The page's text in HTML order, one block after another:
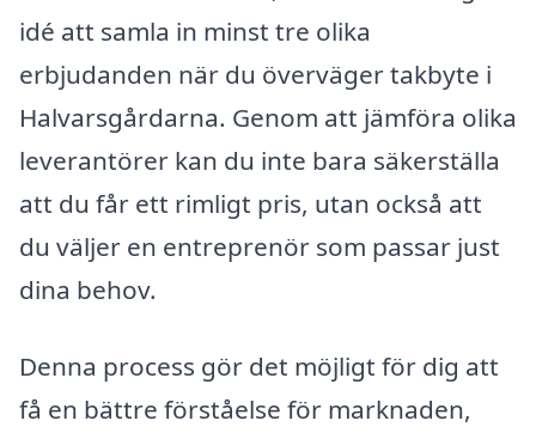
idé att samla in minst tre olika
erbjudanden när du överväger takbyte i
Halvarsgårdarna. Genom att jämföra olika
leverantörer kan du inte bara säkerställa
att du får ett rimligt pris, utan också att
du väljer en entreprenör som passar just
dina behov.
Denna process gör det möjligt för dig att
få en bättre förståelse för marknaden,